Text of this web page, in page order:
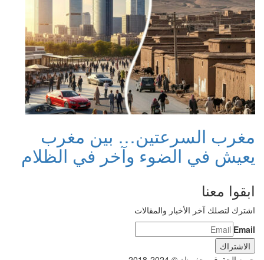
مغرب السرعتين… بين مغرب
يعيش في الضوء وآخر في الظلام
ابقوا معنا
اشترك لتصلك آخر الأخبار والمقالات
Email